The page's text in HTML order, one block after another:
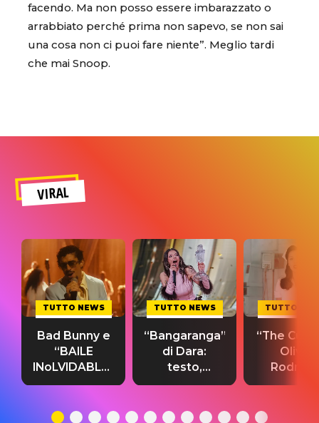
facendo. Ma non posso essere imbarazzato o
arrabbiato perché prima non sapevo, se non sai
una cosa non ci puoi fare niente”. Meglio tardi
che mai Snoop.
VIRAL
TUTTO NEWS
Bad Bunny e
“BAILE
INoLVIDABLE”:
testo,
significato
TUTTO NEWS
“Bangaranga”
di Dara:
testo,
traduzione e
del singolo
TUTTO
“The
Olivia
testo,